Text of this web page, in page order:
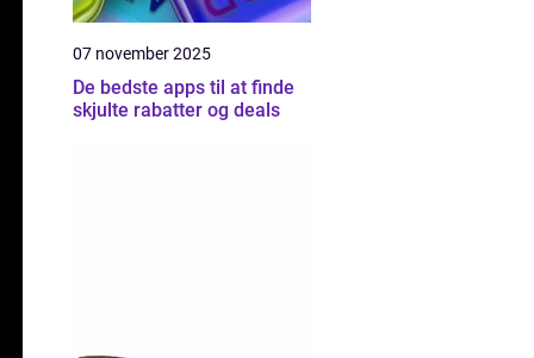
07 november 2025
De bedste apps til at finde
skjulte rabatter og deals